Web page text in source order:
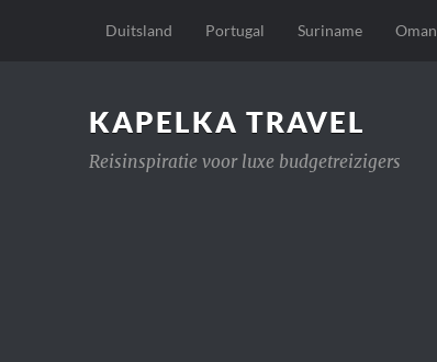
Duitsland Portugal Suriname Oman
KAPELKA TRAVEL
Reisinspiratie voor luxe budgetreizigers